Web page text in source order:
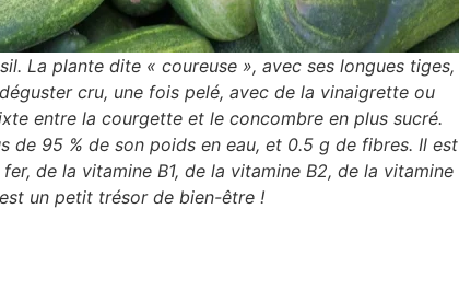
La plante dite « coureuse », avec ses longues tiges,
cru, une fois pelé, avec de la vinaigrette ou
entre la courgette et le concombre en plus sucré.
de 95 % de son poids en eau, et 0.5 g de fibres. Il est
de la vitamine B1, de la vitamine B2, de la vitamine
un petit trésor de bien-être !